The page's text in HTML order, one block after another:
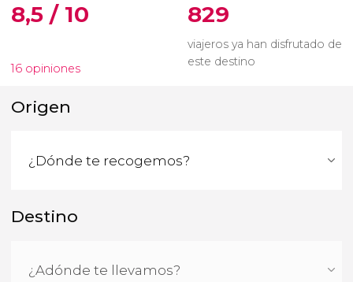
8,5 / 10
16 opiniones
829
viajeros ya han disfrutado de
este destino
Origen
Destino